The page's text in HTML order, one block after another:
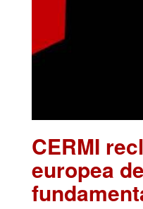
CERMI
europea